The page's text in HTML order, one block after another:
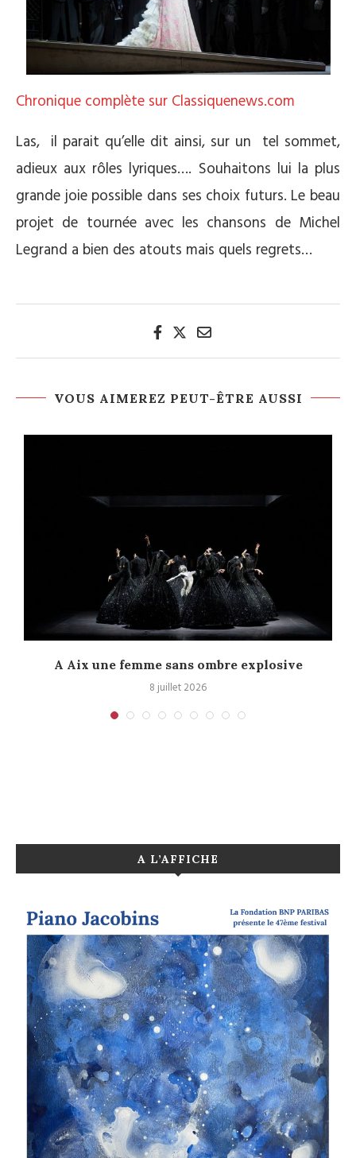
Chronique complète sur Classiquenews.com
Las, il parait qu’elle dit ainsi, sur un tel sommet,
adieux aux rôles lyriques…. Souhaitons lui la plus
grande joie possible dans ses choix futurs. Le beau
projet de tournée avec les chansons de Michel
Legrand a bien des atouts mais quels regrets…
VOUS AIMEREZ PEUT-ÊTRE AUSSI
A Aix une femme sans ombre explosive
8 juillet 2026
A L’AFFICHE